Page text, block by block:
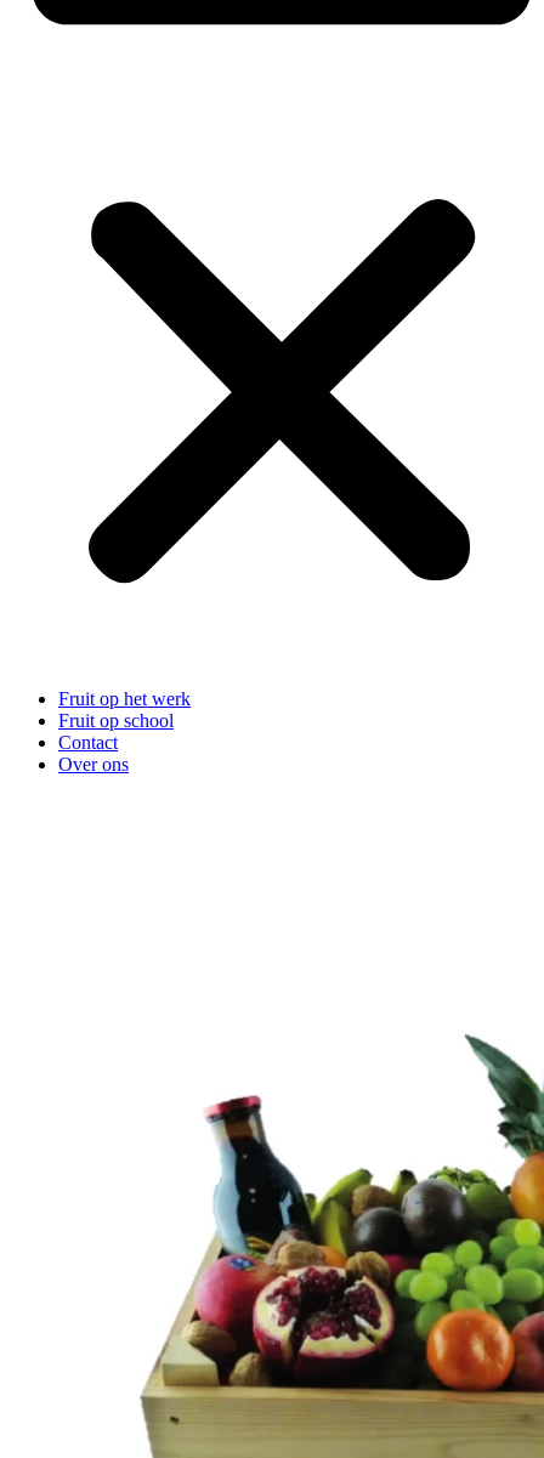
Fruit op het werk
Fruit op school
Contact
Over ons